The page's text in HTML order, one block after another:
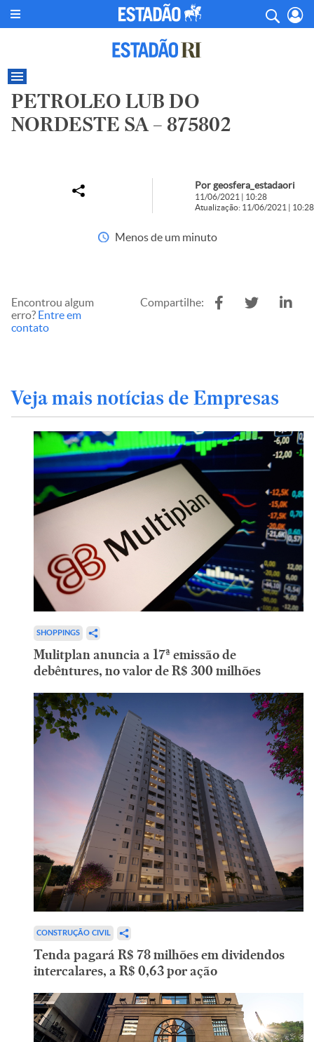
PETROLEO LUB DO
NORDESTE SA – 875802
Por geosfera_estadaori
11/06/2021 | 10:28
Atualização: 11/06/2021 | 10:28
Menos de um minuto
Encontrou algum
erro? Entre em
contato
Compartilhe:
Veja mais notícias de Empresas
SHOPPINGS
Mulitplan anuncia a 17ª emissão de
debêntures, no valor de R$ 300 milhões
CONSTRUÇÃO CIVIL
Tenda pagará R$ 78 milhões em dividendos
intercalares, a R$ 0,63 por ação